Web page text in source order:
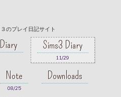
のプレイ日記サイト
Sims3 Diary
11/29
Note
08/25
Downloads